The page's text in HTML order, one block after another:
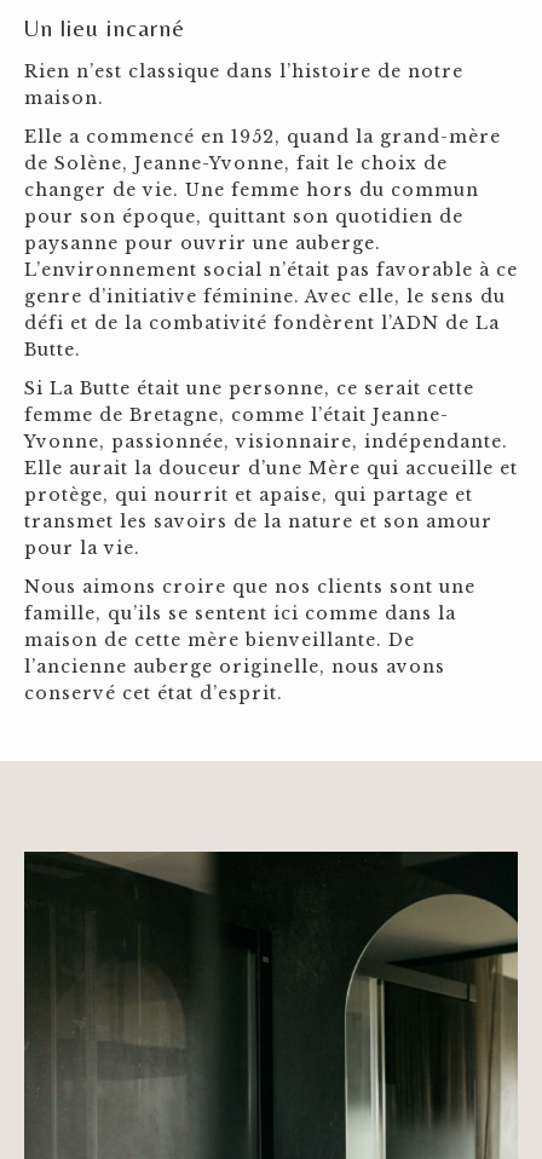
Un lieu incarné
Rien n’est classique dans l’histoire de notre
maison.
Elle a commencé en 1952, quand la grand-mère
de Solène, Jeanne-Yvonne, fait le choix de
changer de vie. Une femme hors du commun
pour son époque, quittant son quotidien de
paysanne pour ouvrir une auberge.
L’environnement social n’était pas favorable à ce
genre d’initiative féminine. Avec elle, le sens du
défi et de la combativité fondèrent l’ADN de La
Butte.
Si La Butte était une personne, ce serait cette
femme de Bretagne, comme l’était Jeanne-
Yvonne, passionnée, visionnaire, indépendante.
Elle aurait la douceur d’une Mère qui accueille et
protège, qui nourrit et apaise, qui partage et
transmet les savoirs de la nature et son amour
pour la vie.
Nous aimons croire que nos clients sont une
famille, qu’ils se sentent ici comme dans la
maison de cette mère bienveillante. De
l’ancienne auberge originelle, nous avons
conservé cet état d’esprit.